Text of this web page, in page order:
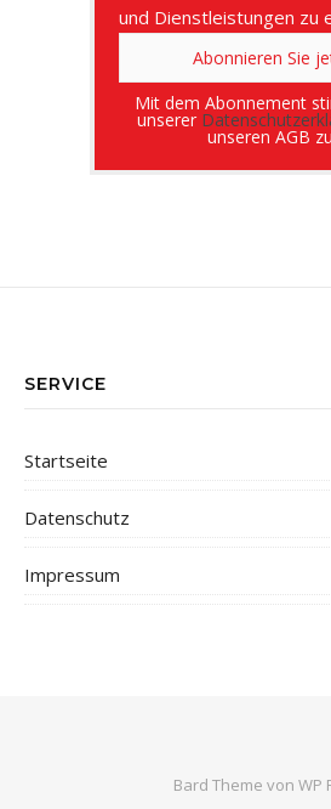
und Dienstleistungen zu
Mit dem Abonnement
unserer
unseren AGB
SERVICE
Startseite
Datenschutz
Impressum
Bard Theme von WP